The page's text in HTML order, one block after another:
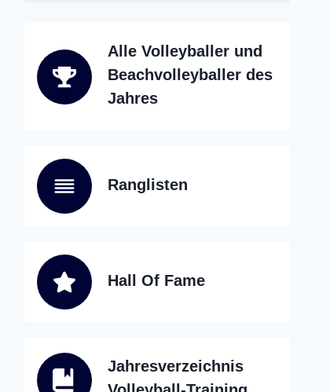
Alle Volleyballer und
Beachvolleyballer des
Jahres
Ranglisten
Hall Of Fame
Jahresverzeichnis